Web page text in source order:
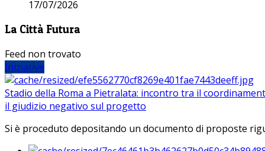
17/07/2026
La Città Futura
Feed non trovato
Iniziative
Stadio della Roma a Pietralata: incontro tra il
il giudizio negativo sul progetto
Si è proceduto depositando un documento di proposte